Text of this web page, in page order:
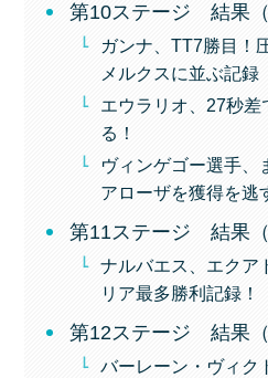
第10ステージ 結果（
ガンナ、TT7勝目！
メルクスに並ぶ記録
エウラリオ、27秒
る！
ヴィンゲゴー選手、
アローザを獲得を逃
第11ステージ 結果（
ナルバエス、エクア
リア最多勝利記録！
第12ステージ 結果（
バーレーン・ヴィク